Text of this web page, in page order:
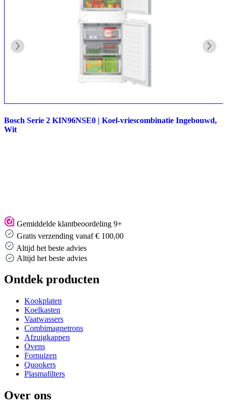
Bosch Serie 2 KIN96NSE0 | Koel-vriescombinatie Ingebouwd,
Wit
Gemiddelde klantbeoordeling 9+
Gratis verzending vanaf € 100,00
Altijd het beste advies
Altijd het beste advies
Ontdek producten
Kookplaten
Koelkasten
Vaatwassers
Combimagnetrons
Afzuigkappen
Ovens
Fornuizen
Quookers
Plasmafilters
Over ons